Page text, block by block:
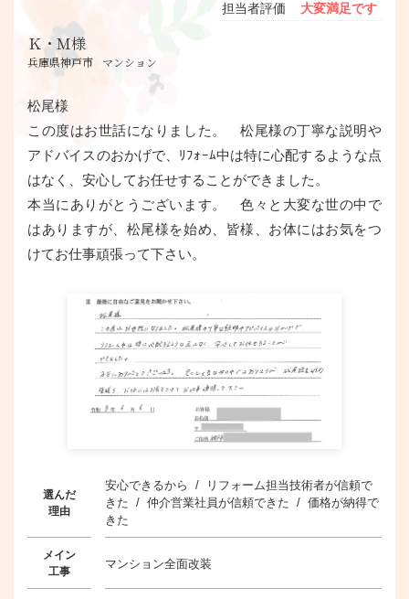
Ｋ・Ｍ様
兵庫県神戸市 マンション
担当者評価
大変満足です
松尾様
この度はお世話になりました。 松尾様の丁寧な説明や
アドバイスのおかげで、ﾘﾌｫｰﾑ中は特に心配するような点
はなく、安心してお任せすることができました。
本当にありがとうございます。 色々と大変な世の中で
はありますが、松尾様を始め、皆様、お体にはお気をつ
けてお仕事頑張って下さい。
選んだ
理由
安心できるから / リフォーム担当技術者が信頼で
きた / 仲介営業社員が信頼できた / 価格が納得で
きた
メイン
工事
マンション全面改装